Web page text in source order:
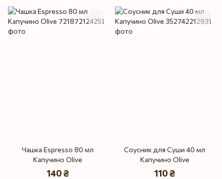
Чашка Espresso 80 мл
Капучино Olive
140 ₴
Соусник для Суши 40 мл
Капучино Olive
110 ₴